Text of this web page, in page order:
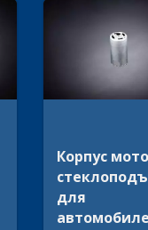
Корпус
для